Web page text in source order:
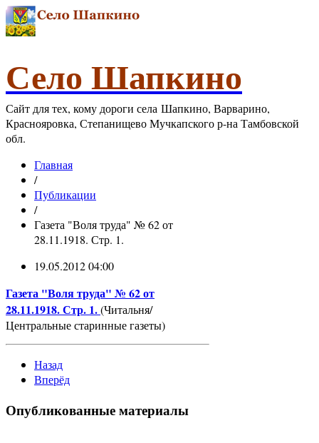
Село Шапкино
Сайт для тех, кому дороги села Шапкино, Варварино,
Краснояровка, Степанищево Мучкапского р-на Тамбовской
обл.
Главная
/
Публикации
/
Газета "Воля труда" № 62 от
28.11.1918. Стр. 1.
19.05.2012 04:00
Газета "Воля труда" № 62 от
28.11.1918. Стр. 1.(Читальня/
Центральные старинные газеты)
Назад
Вперёд
Опубликованные материалы